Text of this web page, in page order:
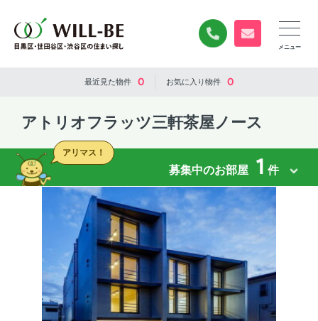
0120-840-834
無料お問い合
最近見た物件 0 お気に入り物件 0
アトリオフラッツ三軒茶屋ノース
募集中のお部屋 1 件
アリマス！